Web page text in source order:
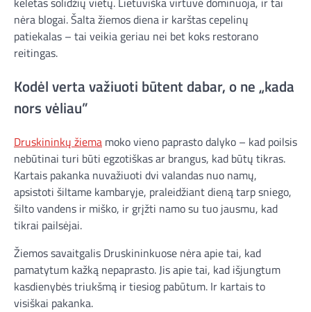
nėra blogai. Šalta žiemos diena ir karštas cepelinų
patiekalas – tai veikia geriau nei bet koks restorano
reitingas.
Kodėl verta važiuoti būtent dabar, o ne „kada
nors vėliau”
Druskininkų žiema moko vieno paprasto dalyko – kad poilsis
nebūtinai turi būti egzotiškas ar brangus, kad būtų tikras.
Kartais pakanka nuvažiuoti dvi valandas nuo namų,
apsistoti šiltame kambaryje, praleidžiant dieną tarp sniego,
šilto vandens ir miško, ir grįžti namo su tuo jausmu, kad
tikrai pailsėjai.
Žiemos savaitgalis Druskininkuose nėra apie tai, kad
pamatytum kažką nepaprasto. Jis apie tai, kad išjungtum
kasdienybės triukšmą ir tiesiog pabūtum. Ir kartais to
visiškai pakanka.